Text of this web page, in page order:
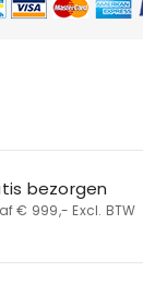
bezorgen
€ 999,- Excl. BTW